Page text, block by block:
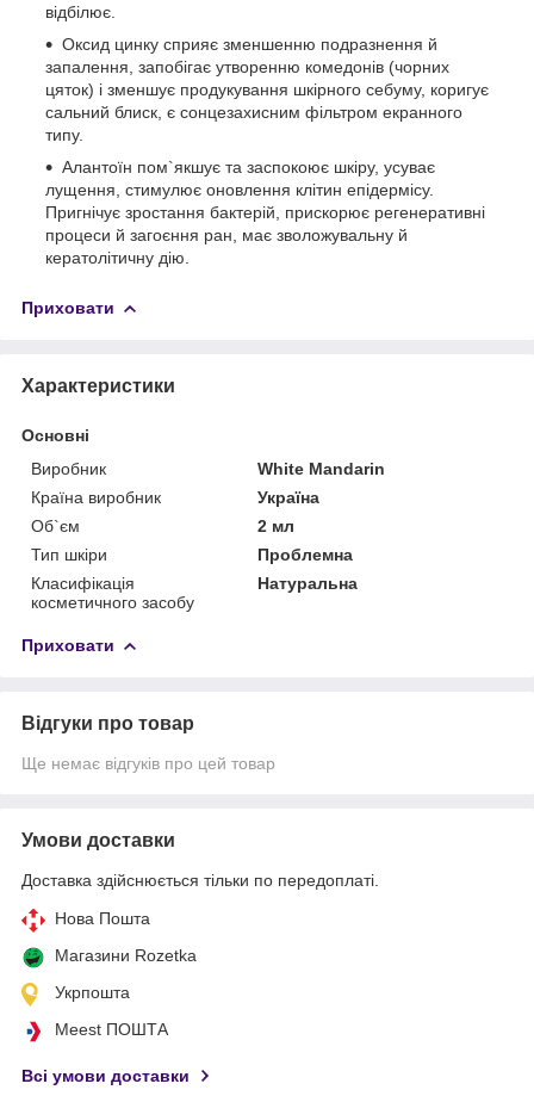
відбілює.
Оксид цинку сприяє зменшенню подразнення й
запалення, запобігає утворенню комедонів (чорних
цяток) і зменшує продукування шкірного себуму, коригує
сальний блиск, є сонцезахисним фільтром екранного
типу.
Алантоїн пом`якшує та заспокоює шкіру, усуває
лущення, стимулює оновлення клітин епідермісу.
Пригнічує зростання бактерій, прискорює регенеративні
процеси й загоєння ран, має зволожувальну й
кератолітичну дію.
Приховати
Характеристики
Основні
Виробник
White Mandarin
Країна виробник
Україна
Об`єм
2 мл
Тип шкіри
Проблемна
Класифікація
косметичного засобу
Натуральна
Приховати
Відгуки про товар
Ще немає відгуків про цей товар
Умови доставки
Доставка здійснюється тільки по передоплаті.
Нова Пошта
Магазини Rozetka
Укрпошта
Meest ПОШТА
Всі умови доставки